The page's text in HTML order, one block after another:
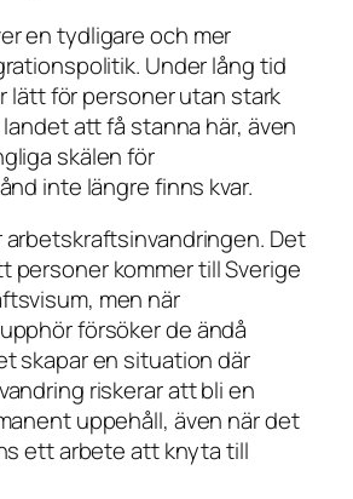
en tydligare och mer
Under lång tid
lätt för personer utan stark
att få stanna här, även
skälen för
inte längre finns kvar.
arbetskraftsinvandringen. Det
personer kommer till Sverige
men när
försöker de ändå
skapar en situation där
riskerar att bli en
uppehåll, även när det
ett arbete att knyta till